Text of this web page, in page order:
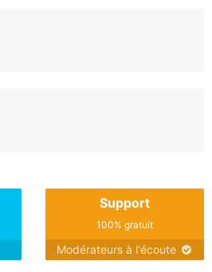
Support
100% gratuit
Modérateurs à l'écoute